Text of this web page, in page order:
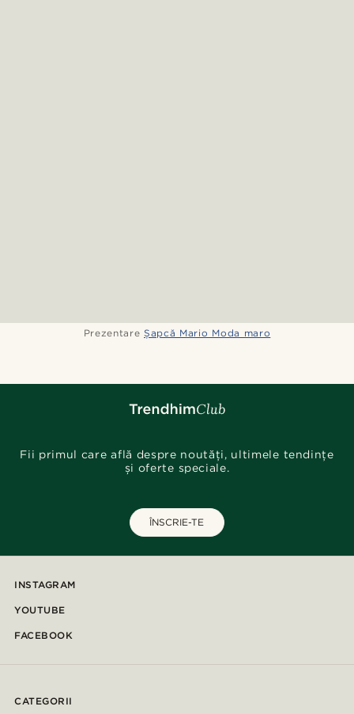
Prezentare Șapcă Mario Moda maro
Fii primul care află despre noutăți, ultimele tendințe
și oferte speciale.
ÎNSCRIE-TE
INSTAGRAM
YOUTUBE
FACEBOOK
CATEGORII